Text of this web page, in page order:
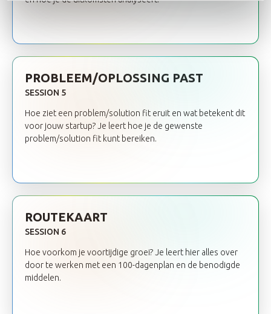
PROBLEEM/OPLOSSING PAST
SESSION 5
Hoe ziet een problem/solution fit eruit en wat betekent dit
voor jouw startup? Je leert hoe je de gewenste
problem/solution fit kunt bereiken.
ROUTEKAART
SESSION 6
Hoe voorkom je voortijdige groei? Je leert hier alles over
door te werken met een 100-dagenplan en de benodigde
middelen.